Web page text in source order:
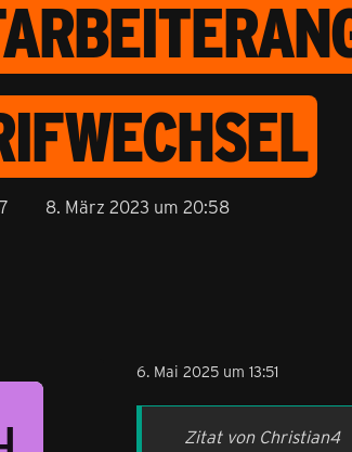
8. März 2023 um 20:58
6. Mai 2025 um 13:51
Zitat von Christian4